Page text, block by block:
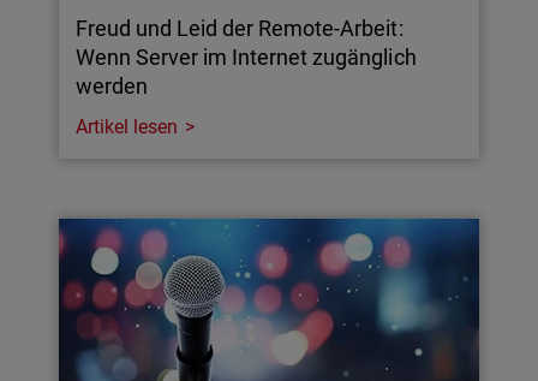
Freud und Leid der Remote-Arbeit:
Wenn Server im Internet zugänglich
werden
Artikel lesen